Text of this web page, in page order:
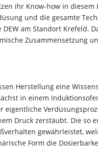
ihr Know-how in
und die gesamte
am Standort Krefeld.
Zusammensetzung
Herstellung eine
in einem
Druck zerstäubt. Die so
gewährleistet,
Form die